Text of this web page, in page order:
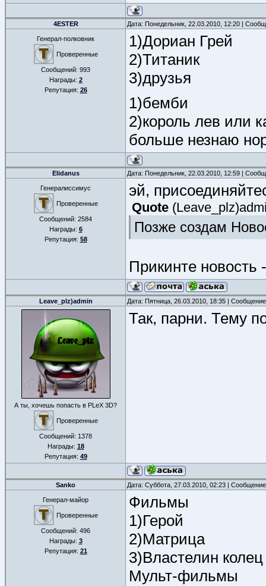
4ESTER Дата: Понедельник, 22.03.2010, 12:20 |
Генерал-полковник
Проверенные
Сообщений: 993
Награды: 2
Репутация: 26
1)Дориан Грей
2)Титаник
3)друзья
1)бемби
2)король лев или
больше незнаю
Elidanus Дата: Понедельник, 22.03.2010, 12:59 |
Генералиссимус
Проверенные
Сообщений: 2584
Награды: 6
Репутация: 58
эй,
Quote (
Позже создам
Прикинте
Leave_plz)admin Дата: Пятница, 26.03.2010, 18:35 |
А ты, хочешь попасть в PLeX 3D?
Проверенные
Сообщений: 1378
Награды: 18
Репутация: 49
Так, парни. Тему
Sanko Дата: Суббота, 27.03.2010, 02:23 |
Генерал-майор
Проверенные
Сообщений: 496
Награды: 3
Репутация: 21
Фильмы
1)Герой
2)Матрица
3)Властелин колец
Мульт-фильмы